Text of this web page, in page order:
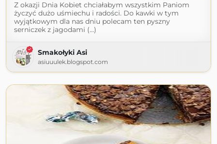
Z okazji Dnia Kobiet chciałabym wszystkim Paniom
życzyć dużo uśmiechu i radości. Do kawki w tym
wyjątkowym dla nas dniu polecam ten pyszny
serniczek z jagodami (...)
Smakołyki Asi
asiuuulek.blogspot.com